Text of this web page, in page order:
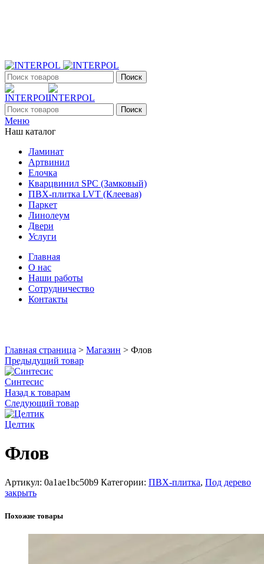
Поиск
Поиск
Меню
Наш каталог
Ламинат
Артвинил
Елочка
Кварцвинил SPC (Замковый)
ПВХ-плитка LVT (Клеевая)
Паркет
Линолеум
Двери
Услуги
Главная
О нас
Наши работы
Сотрудничество
Контакты
Главная страница > Магазин > Флов
Предыдущий товар
Синтесис
Назад к товарам
Следующий товар
Целтик
Флов
Артикул: 0a1ae1bc50b9 Категории: ПВХ-плитка, Под дерево
закрыть
Похожие товары